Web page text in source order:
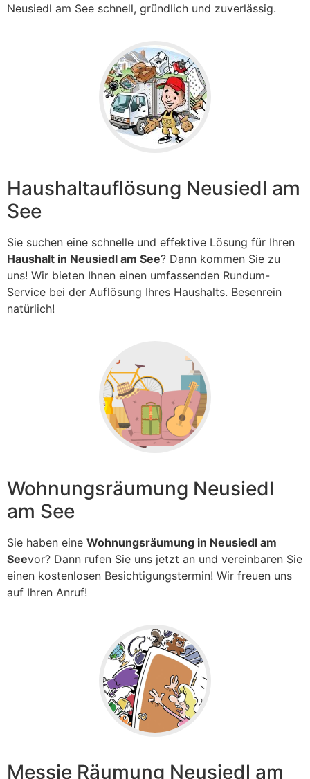
Neusiedl am See schnell, gründlich und zuverlässig.
Haushaltauflösung Neusiedl am
See
Sie suchen eine schnelle und effektive Lösung für Ihren
Haushalt in Neusiedl am See? Dann kommen Sie zu
uns! Wir bieten Ihnen einen umfassenden Rundum-
Service bei der Auflösung Ihres Haushalts. Besenrein
natürlich!
Wohnungsräumung Neusiedl
am See
Sie haben eine Wohnungsräumung in Neusiedl am
Seevor? Dann rufen Sie uns jetzt an und vereinbaren Sie
einen kostenlosen Besichtigungstermin! Wir freuen uns
auf Ihren Anruf!
Messie Räumung Neusiedl am